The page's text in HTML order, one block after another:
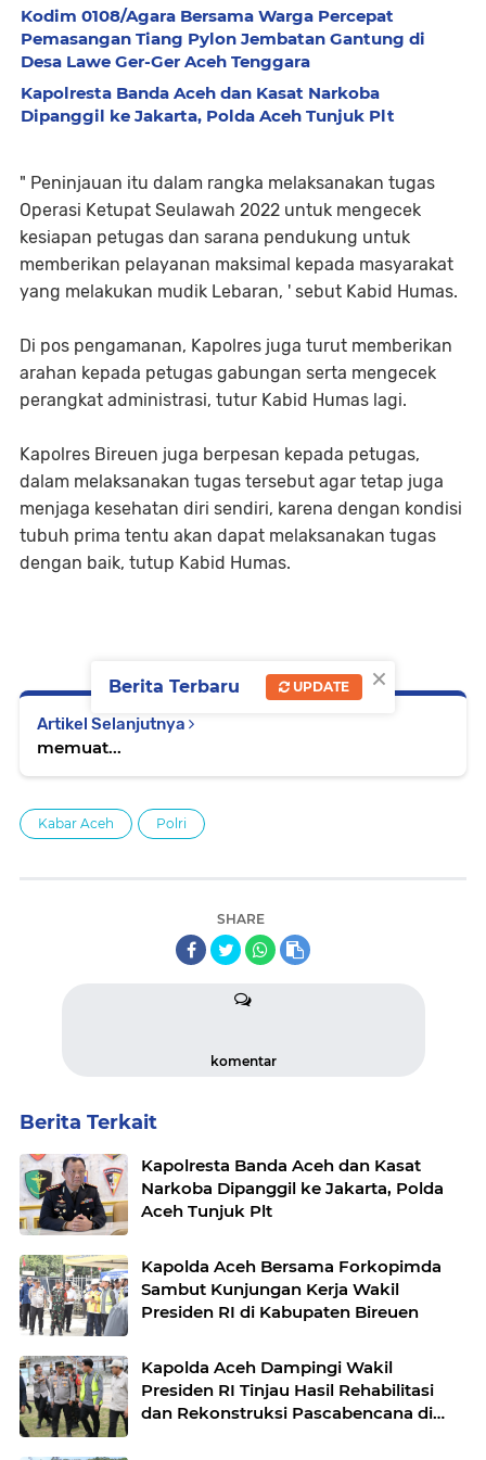
Kodim 0108/Agara Bersama Warga Percepat
Pemasangan Tiang Pylon Jembatan Gantung di
Desa Lawe Ger-Ger Aceh Tenggara
Kapolresta Banda Aceh dan Kasat Narkoba
Dipanggil ke Jakarta, Polda Aceh Tunjuk Plt
" Peninjauan itu dalam rangka melaksanakan tugas
Operasi Ketupat Seulawah 2022 untuk mengecek
kesiapan petugas dan sarana pendukung untuk
memberikan pelayanan maksimal kepada masyarakat
yang melakukan mudik Lebaran, ' sebut Kabid Humas.
Di pos pengamanan, Kapolres juga turut memberikan
arahan kepada petugas gabungan serta mengecek
perangkat administrasi, tutur Kabid Humas lagi.
Kapolres Bireuen juga berpesan kepada petugas,
dalam melaksanakan tugas tersebut agar tetap juga
menjaga kesehatan diri sendiri, karena dengan kondisi
tubuh prima tentu akan dapat melaksanakan tugas
dengan baik, tutup Kabid Humas.
Artikel Selanjutnya
memuat...
Kabar Aceh Polri
SHARE
komentar
Berita Terkait
Kapolresta Banda Aceh dan Kasat
Narkoba Dipanggil ke Jakarta, Polda
Aceh Tunjuk Plt
Kapolda Aceh Bersama Forkopimda
Sambut Kunjungan Kerja Wakil
Presiden RI di Kabupaten Bireuen
Kapolda Aceh Dampingi Wakil
Presiden RI Tinjau Hasil Rehabilitasi
dan Rekonstruksi Pascabencana di
×
Berita Terbaru UPDATE